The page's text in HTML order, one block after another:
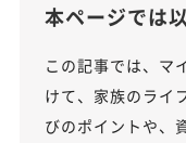
本ページでは
この記事では、マ
けて、家族のライ
びのポイントや、